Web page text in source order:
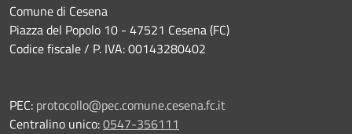
Comune di Cesena
Piazza del Popolo 10 - 47521 Cesena (FC)
Codice fiscale / P. IVA: 00143280402
PEC: protocollo@pec.comune.cesena.fc.it
Centralino unico:0547-356111